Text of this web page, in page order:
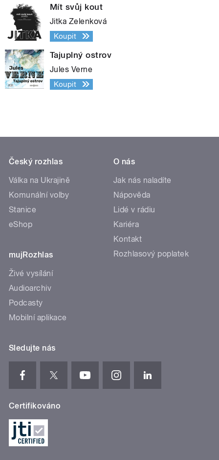
Mít svůj kout
Jitka Zelenková
Koupit
Tajuplný ostrov
Jules Verne
Koupit
Český rozhlas
Válka na Ukrajině
Komunální volby
Stanice
eShop
mujRozhlas
Živé vysílání
Audioarchiv
Podcasty
Mobilní aplikace
O nás
Jak nás naladíte
Nápověda
Lidé v rádiu
Kariéra
Kontakt
Rozhlasový poplatek
Sledujte nás
Certifikováno